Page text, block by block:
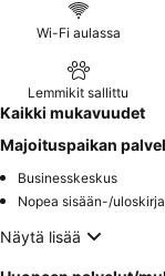
Wi-Fi aulassa
Lemmikit sallittu
Kaikki mukavuudet
Majoituspaikan
Businesskeskus
Nopea sisään-/
Näytä lisää